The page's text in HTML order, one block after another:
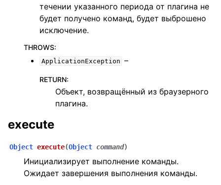
течении указанного периода от плагина не
будет получено команд, будет выброшено
исключение.
THROWS:
ApplicationException –
RETURN:
Объект, возвращённый из браузерного
плагина.
execute
Object execute(Object command)
Инициализирует выполнение команды.
Ожидает завершения выполнения команды.